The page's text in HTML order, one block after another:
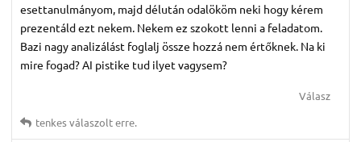
esettanulmányom, majd délután odalököm neki hogy kérem
prezentáld ezt nekem. Nekem ez szokott lenni a feladatom.
Bazi nagy analizálást foglalj össze hozzá nem értőknek. Na ki
mire fogad? AI pistike tud ilyet vagysem?
Válasz
tenkesválaszolt erre.